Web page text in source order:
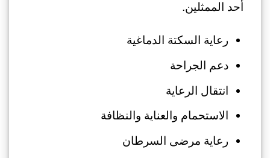
أحد الممثلين.
رعاية السكتة الدماغية
دعم الجراحة
انتقال الرعاية
الاستحمام والعناية والنظافة
رعاية مرضى السرطان